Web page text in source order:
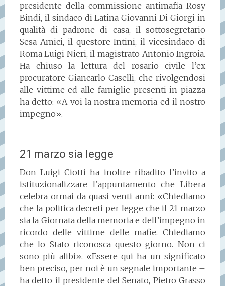
presidente della commissione antimafia Rosy
Bindi, il sindaco di Latina Giovanni Di Giorgi in
qualità di padrone di casa, il sottosegretario
Sesa Amici, il questore Intini, il vicesindaco di
Roma Luigi Nieri, il magistrato Antonio Ingroia.
Ha chiuso la lettura del rosario civile l’ex
procuratore Giancarlo Caselli, che rivolgendosi
alle vittime ed alle famiglie presenti in piazza
ha detto: «A voi la nostra memoria ed il nostro
impegno».
21 marzo sia legge
Don Luigi Ciotti ha inoltre ribadito l’invito a
istituzionalizzare l’appuntamento che Libera
celebra ormai da quasi venti anni: «Chiediamo
che la politica decreti per legge che il 21 marzo
sia la Giornata della memoria e dell’impegno in
ricordo delle vittime delle mafie. Chiediamo
che lo Stato riconosca questo giorno. Non ci
sono più alibi». «Essere qui ha un significato
ben preciso, per noi è un segnale importante –
ha detto il presidente del Senato, Pietro Grasso